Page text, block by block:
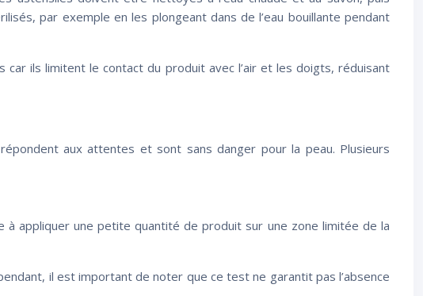
par exemple en les plongeant dans de l’eau bouillante pendant
ils limitent le contact du produit avec l’air et les doigts, réduisant
aux attentes et sont sans danger pour la peau. Plusieurs
appliquer une petite quantité de produit sur une zone limitée de la
il est important de noter que ce test ne garantit pas l’absence